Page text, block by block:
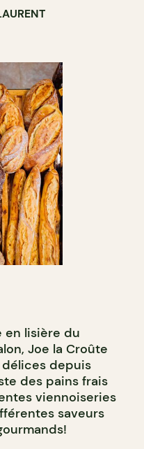
en lisière du
Joe la Croûte
depuis
des pains frais
viennoiseries
saveurs